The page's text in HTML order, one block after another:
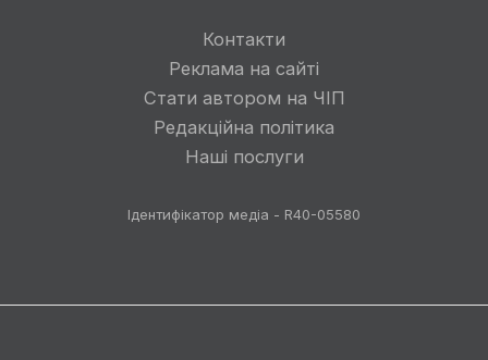
Контакти
Реклама на сайті
Стати автором на ЧІП
Редакційна політика
Наші послуги
Ідентифікатор медіа - R40-05580